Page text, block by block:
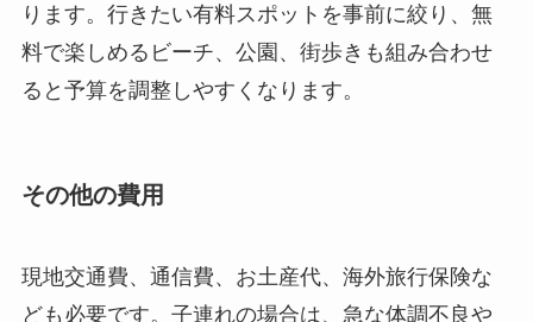
ります。行きたい有料スポットを事前に絞り、無
料で楽しめるビーチ、公園、街歩きも組み合わせ
ると予算を調整しやすくなります。
その他の費用
現地交通費、通信費、お土産代、海外旅行保険な
ども必要です。子連れの場合は、急な体調不良や